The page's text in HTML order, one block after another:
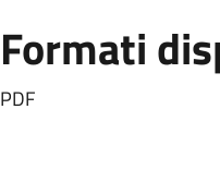
Formati
PDF